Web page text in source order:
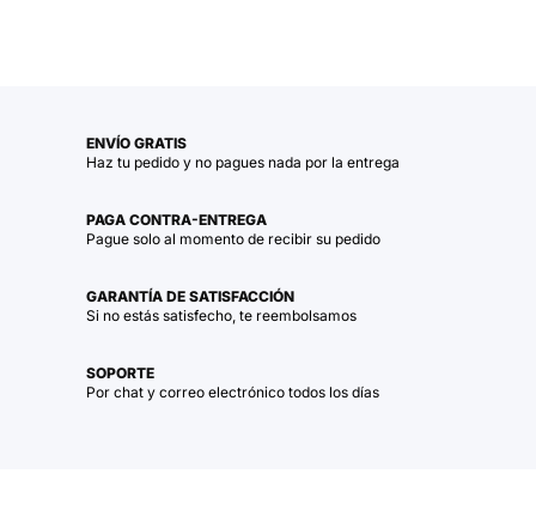
ENVÍO GRATIS
Haz tu pedido y no pagues nada por la entrega
PAGA CONTRA-ENTREGA
Pague solo al momento de recibir su pedido
GARANTÍA DE SATISFACCIÓN
Si no estás satisfecho, te reembolsamos
SOPORTE
Por chat y correo electrónico todos los días